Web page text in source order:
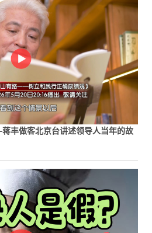
丰做客北京台讲述领导人当年的故